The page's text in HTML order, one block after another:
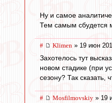
Ну и самое
Тем самым сбудется
# Klimen » 19 июн
Захотелось тут
новом стадике (при
сезону? Так
# Mosfilmovskiy » 19